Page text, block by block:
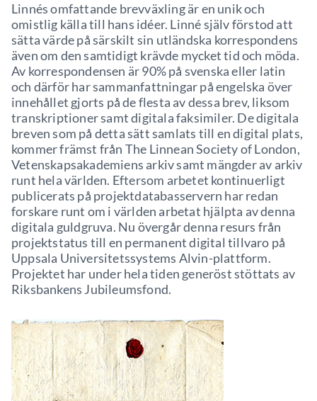
Linnés omfattande brevväxling är en unik och
omistlig källa till hans idéer. Linné själv förstod att
sätta värde på särskilt sin utländska korrespondens
även om den samtidigt krävde mycket tid och möda.
Av korrespondensen är 90% på svenska eller latin
och därför har sammanfattningar på engelska över
innehållet gjorts på de flesta av dessa brev, liksom
transkriptioner samt digitala faksimiler. De digitala
breven som på detta sätt samlats till en digital plats,
kommer främst från The Linnean Society of London,
Vetenskapsakademiens arkiv samt mängder av arkiv
runt hela världen. Eftersom arbetet kontinuerligt
publicerats på projektdatabasservern har redan
forskare runt om i världen arbetat hjälpta av denna
digitala guldgruva. Nu övergår denna resurs från
projektstatus till en permanent digital tillvaro på
Uppsala Universitetssystems Alvin-plattform.
Projektet har under hela tiden generöst stöttats av
Riksbankens Jubileumsfond.